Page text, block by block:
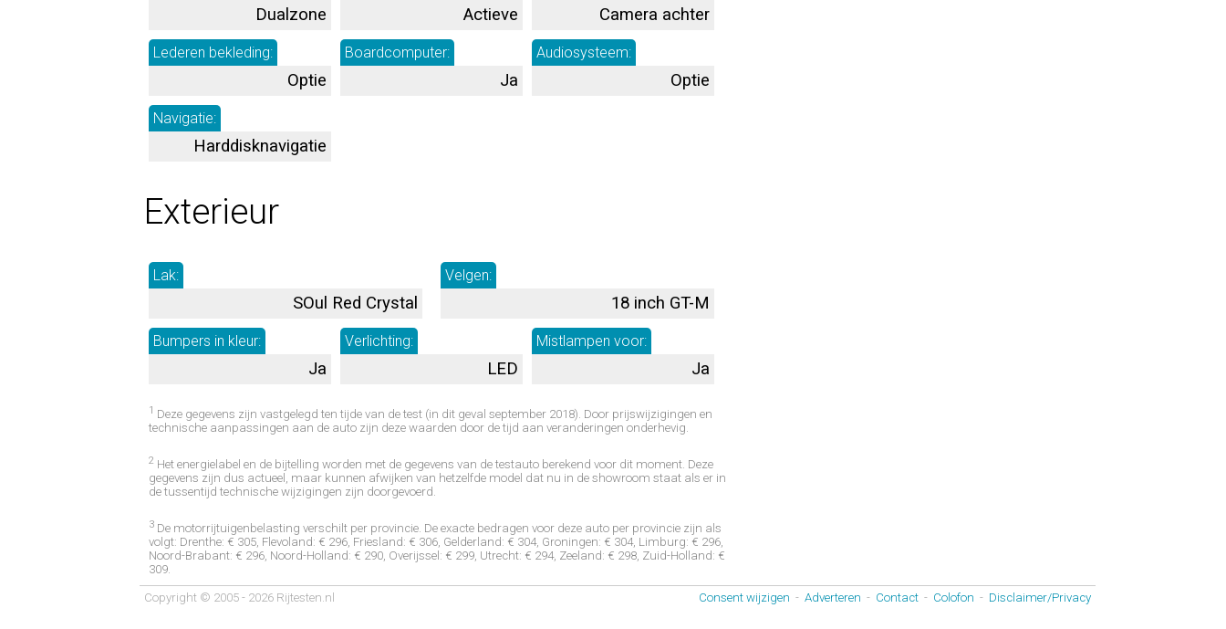
Dualzone Actieve Camera achter
Lederen bekleding:
Optie
Boardcomputer:
Ja
Audiosysteem:
Optie
Navigatie:
Harddisknavigatie
Exterieur
Lak:
SOul Red Crystal
Velgen:
18 inch GT-M
Bumpers in kleur:
Ja
Verlichting:
LED
Mistlampen voor:
Ja
1 Deze gegevens zijn vastgelegd ten tijde van de test (in dit geval september 2018). Door prijswijzigingen en
technische aanpassingen aan de auto zijn deze waarden door de tijd aan veranderingen onderhevig.
2 Het energielabel en de bijtelling worden met de gegevens van de testauto berekend voor dit moment. Deze
gegevens zijn dus actueel, maar kunnen afwijken van hetzelfde model dat nu in de showroom staat als er in
de tussentijd technische wijzigingen zijn doorgevoerd.
3 De motorrijtuigenbelasting verschilt per provincie. De exacte bedragen voor deze auto per provincie zijn als
volgt: Drenthe: € 305, Flevoland: € 296, Friesland: € 306, Gelderland: € 304, Groningen: € 304, Limburg: € 296,
Noord-Brabant: € 296, Noord-Holland: € 290, Overijssel: € 299, Utrecht: € 294, Zeeland: € 298, Zuid-Holland: €
309.
Copyright © 2005 - 2026 Rijtesten.nl Consent wijzigen - Adverteren - Contact - Colofon - Disclaimer/Privacy